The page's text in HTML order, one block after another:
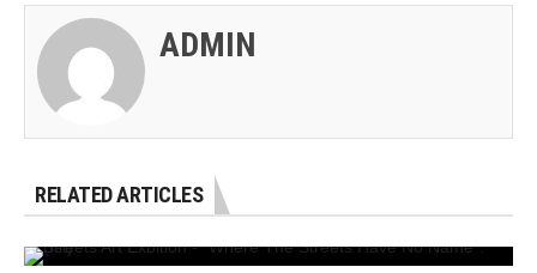
ADMIN
RELATED ARTICLES